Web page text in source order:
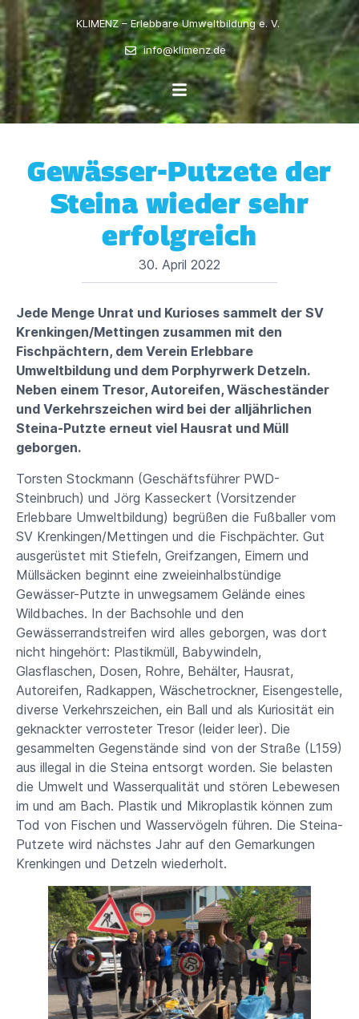
KLIMENZ – Erlebbare Umweltbildung e. V.
info@klimenz.de
Gewässer-Putzete der
Steina wieder sehr
erfolgreich
30. April 2022
Jede Menge Unrat und Kurioses sammelt der SV
Krenkingen/Mettingen zusammen mit den
Fischpächtern, dem Verein Erlebbare
Umweltbildung und dem Porphyrwerk Detzeln.
Neben einem Tresor, Autoreifen, Wäscheständer
und Verkehrszeichen wird bei der alljährlichen
Steina-Putzte erneut viel Hausrat und Müll
geborgen.
Torsten Stockmann (Geschäftsführer PWD-
Steinbruch) und Jörg Kasseckert (Vorsitzender
Erlebbare Umweltbildung) begrüßen die Fußballer vom
SV Krenkingen/Mettingen und die Fischpächter. Gut
ausgerüstet mit Stiefeln, Greifzangen, Eimern und
Müllsäcken beginnt eine zweieinhalbstündige
Gewässer-Putzte in unwegsamem Gelände eines
Wildbaches. In der Bachsohle und den
Gewässerrandstreifen wird alles geborgen, was dort
nicht hingehört: Plastikmüll, Babywindeln,
Glasflaschen, Dosen, Rohre, Behälter, Hausrat,
Autoreifen, Radkappen, Wäschetrockner, Eisengestelle,
diverse Verkehrszeichen, ein Ball und als Kuriosität ein
geknackter verrosteter Tresor (leider leer). Die
gesammelten Gegenstände sind von der Straße (L159)
aus illegal in die Steina entsorgt worden. Sie belasten
die Umwelt und Wasserqualität und stören Lebewesen
im und am Bach. Plastik und Mikroplastik können zum
Tod von Fischen und Wasservögeln führen. Die Steina-
Putzete wird nächstes Jahr auf den Gemarkungen
Krenkingen und Detzeln wiederholt.